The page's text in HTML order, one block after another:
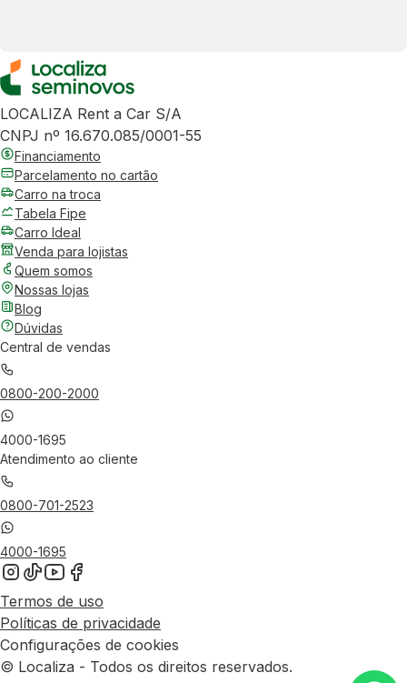
LOCALIZA Rent a Car S/A
CNPJ nº 16.670.085/0001-55
Financiamento
Parcelamento no cartão
Carro na troca
Tabela Fipe
Carro Ideal
Venda para lojistas
Quem somos
Nossas lojas
Blog
Dúvidas
Central de vendas
0800-200-2000
4000-1695
Atendimento ao cliente
0800-701-2523
4000-1695
Termos de uso
Políticas de privacidade
Configurações de cookies
© Localiza - Todos os direitos reservados.